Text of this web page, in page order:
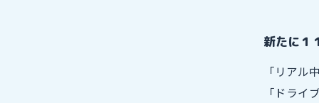
新たに１
「リアル
「ドライ